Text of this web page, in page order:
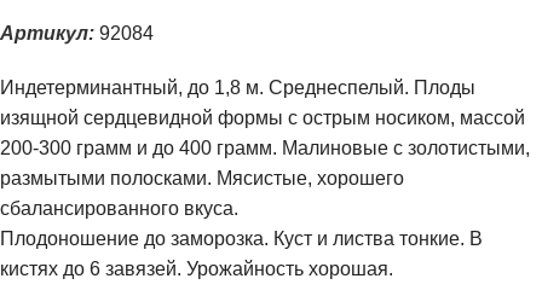
Артикул: 92084
Индетерминантный, до 1,8 м. Среднеспелый. Плоды
изящной сердцевидной формы с острым носиком, массой
200-300 грамм и до 400 грамм. Малиновые с золотистыми,
размытыми полосками. Мясистые, хорошего
сбалансированного вкуса.
Плодоношение до заморозка. Куст и листва тонкие. В
кистях до 6 завязей. Урожайность хорошая.